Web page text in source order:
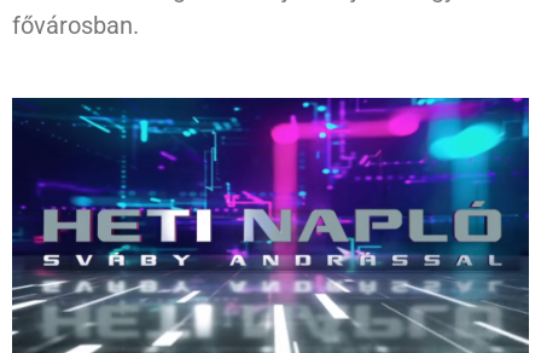
fővárosban.